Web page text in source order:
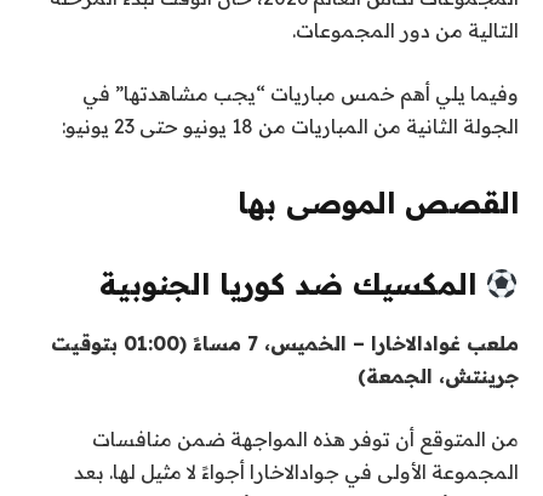
التالية من دور المجموعات.
وفيما يلي أهم خمس مباريات “يجب مشاهدتها” في
الجولة الثانية من المباريات من 18 يونيو حتى 23 يونيو:
القصص الموصى بها
ا
م
ة
ه
ي
ة
المكسيك ضد كوريا الجنوبية
ملعب غوادالاخارا – الخميس، 7 مساءً (01:00 بتوقيت
جرينتش، الجمعة)
من المتوقع أن توفر هذه المواجهة ضمن منافسات
المجموعة الأولى في جوادالاخارا أجواءً لا مثيل لها. بعد